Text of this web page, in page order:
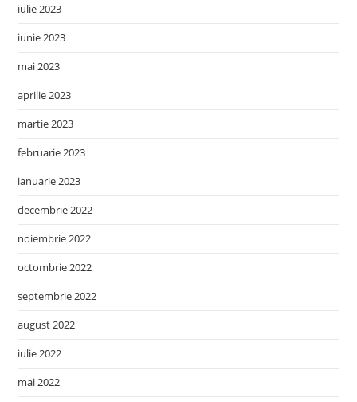
iulie 2023
iunie 2023
mai 2023
aprilie 2023
martie 2023
februarie 2023
ianuarie 2023
decembrie 2022
noiembrie 2022
octombrie 2022
septembrie 2022
august 2022
iulie 2022
mai 2022